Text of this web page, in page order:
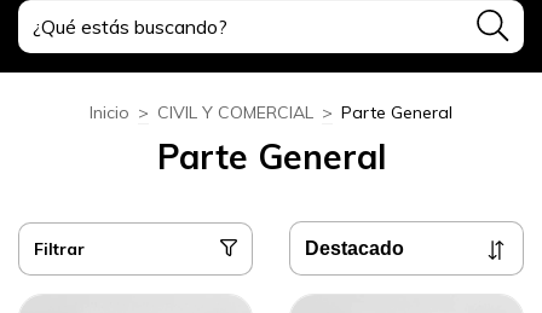
Inicio > CIVIL Y COMERCIAL > Parte General
Parte General
Filtrar